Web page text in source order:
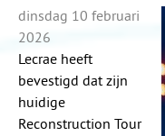
dinsdag 10 februari
2026
Lecrae heeft
bevestigd dat zijn
huidige
Reconstruction Tour